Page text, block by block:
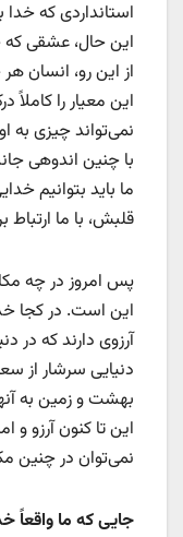
استانداردی که
این حال، عشقی
از این رو، انسان
این معیار را
نمی‌تواند چیزی به
با چنین اندوهی
ما باید بتوانیم
قلبش، با ما ارتباط
پس امروز در چه
این است. در کجا
آرزوی دارند که در
دنیایی سرشار از
بهشت و زمین به
این تا کنون آرزو
نمی‌توان در چنین
جایی که ما واقعاً